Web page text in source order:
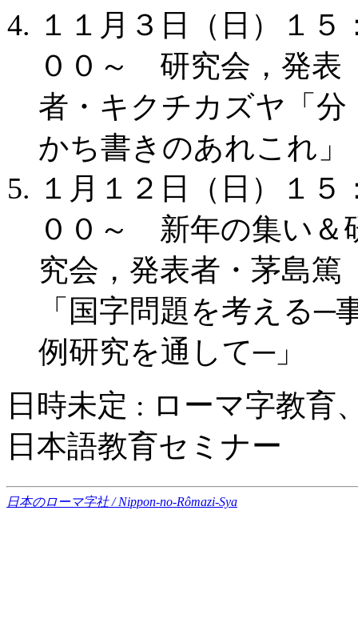
１１月３日（日）１５
００～ 研究会，発表
者・キクチカズヤ「分
かち書きのあれこれ」
１月１２日（日）１５
００～ 新年の集い＆
究会，発表者・茅島篤
「国字問題を考える─
例研究を通して─」
日時未定 : ローマ字教育
日本語教育セミナー
日本のローマ字社 / Nippon-no-Rômazi-Sya